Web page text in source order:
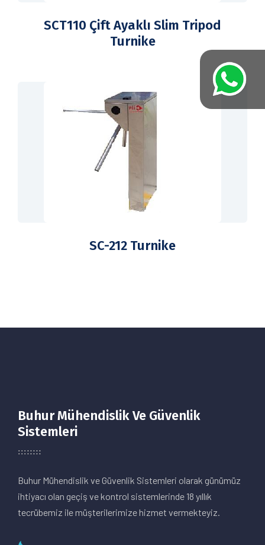
SCT110 Çift Ayaklı Slim Tripod
Turnike
SC-212 Turnike
Buhur Mühendislik Ve Güvenlik
Sistemleri
Buhur Mühendislik ve Güvenlik Sistemleri olarak günümüz
ihtiyacı olan geçiş ve kontrol sistemlerinde 18 yıllık
tecrübemiz ile müşterilerimize hizmet vermekteyiz.